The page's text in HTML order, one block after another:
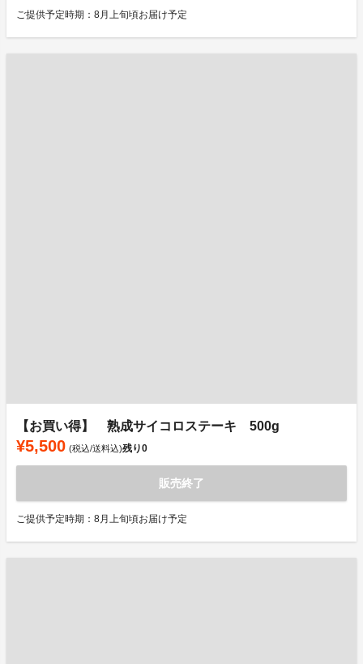
ご提供予定時期：8月上旬頃お届け予定
【お買い得】 熟成サイコロステーキ 500g
¥5,500 (税込/送料込)残り0
販売終了
ご提供予定時期：8月上旬頃お届け予定